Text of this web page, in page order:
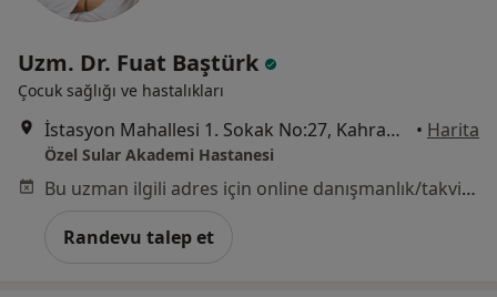
Uzm. Dr. Fuat Baştürk
Çocuk sağlığı ve hastalıkları
İstasyon Mahallesi 1. Sokak No:27, Kahramanmaraş • Harita
Özel Sular Akademi Hastanesi
Bu uzman ilgili adres için online danışmanlık/takvim sunmuyor.
Randevu talep et